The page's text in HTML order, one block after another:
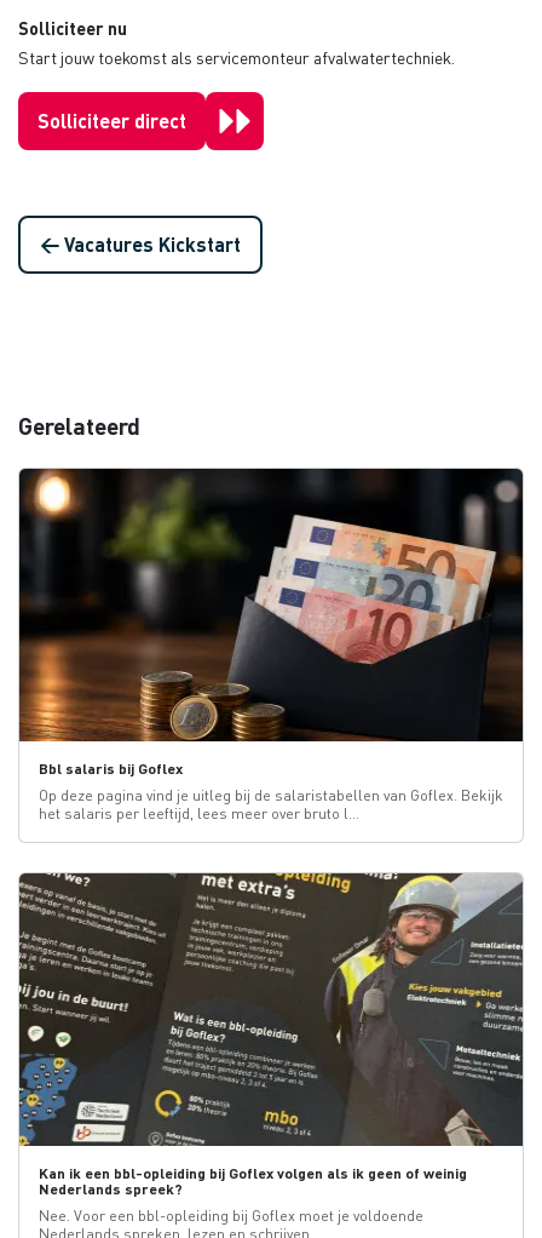
Solliciteer nu
Start jouw toekomst als servicemonteur afvalwatertechniek.
Solliciteer direct
← Vacatures Kickstart
Gerelateerd
Bbl salaris bij Goflex
Op deze pagina vind je uitleg bij de salaristabellen van Goflex. Bekijk
het salaris per leeftijd, lees meer over bruto l...
Kan ik een bbl-opleiding bij Goflex volgen als ik geen of weinig
Nederlands spreek?
Nee. Voor een bbl-opleiding bij Goflex moet je voldoende
Nederlands spreken, lezen en schrijven.